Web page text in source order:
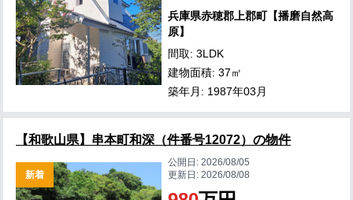
兵庫県赤穂郡上郡町【播磨自然高
原】
間取: 3LDK
建物面積: 37㎡
築年月: 1987年03月
【和歌山県】串本町和深（件番号12072）の物件
新着
公開日:2026/08/05
更新日:2026/08/08